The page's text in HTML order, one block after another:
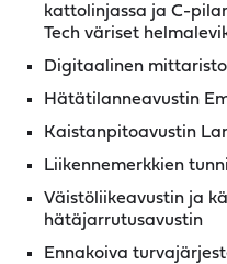
kattolinjassa ja C-
Tech väriset
Digitaalinen mittaristo
Hätätilanneavustin
Kaistanpitoavustin
Liikennemerkkien
Väistöliikeavustin ja
hätäjarrutusavustin
Ennakoiva